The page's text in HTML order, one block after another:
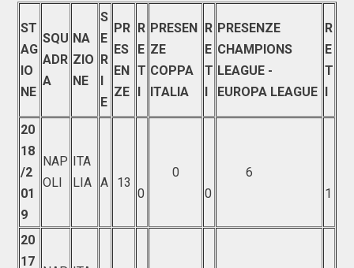
ST
AG
IO
NE
SQU
ADR
A
NA
ZIO
NE
S
E
R
I
E
PR
ES
EN
ZE
R
E
T
I
PRESEN
ZE
COPPA
ITALIA
R
E
T
I
PRESENZE
CHAMPIONS
LEAGUE -
EUROPA LEAGUE
R
E
T
I
20
18
/2
01
9
NAP
OLI
ITA
LIA A 13
0
0
0
6
1
20
17